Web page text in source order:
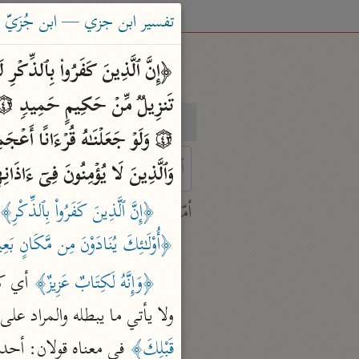
بحث
characters for results.
أمّهات
جامع البيان
ابن جرير الطبري (٣١٠ هـ)
نحو ٢٨ مجلدًا
تفسير القرآن العظيم
ابن كثير (٧٧٤ هـ)
تفسير ابن جزي — ابن جُزَيّ (٧٤١
وَٱلَّذِینَ لَا یُؤۡمِنُونَ فِیۤ
﴿إِنَّ ٱلَّذِينَ كَفَرُواْ بِٱلذِّكْرِ﴾
﴿أُوْلَـٰئِكَ يُنَادَوْنَ مِن مَّكَانٍ
﴿وَإِنَّهُ لَكِتَابٌ عَزِيزٌ﴾ أي
ولا يأتي ما يبطله والمراد
قَبْلِكَ﴾